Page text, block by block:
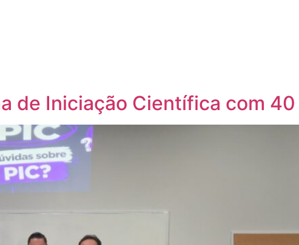
de Iniciação Científica com